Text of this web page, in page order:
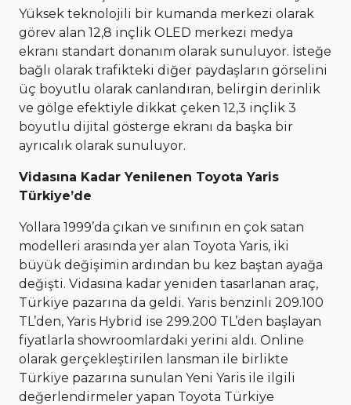
Yüksek teknolojili bir kumanda merkezi olarak
görev alan 12,8 inçlik OLED merkezi medya
ekranı standart donanım olarak sunuluyor. İsteğe
bağlı olarak trafikteki diğer paydaşların görselini
üç boyutlu olarak canlandıran, belirgin derinlik
ve gölge efektiyle dikkat çeken 12,3 inçlik 3
boyutlu dijital gösterge ekranı da başka bir
ayrıcalık olarak sunuluyor.
Vidasına Kadar Yenilenen Toyota Yaris
Türkiye’de
Yollara 1999’da çıkan ve sınıfının en çok satan
modelleri arasında yer alan Toyota Yaris, iki
büyük değişimin ardından bu kez baştan ayağa
değişti. Vidasına kadar yeniden tasarlanan araç,
Türkiye pazarına da geldi. Yaris benzinli 209.100
TL’den, Yaris Hybrid ise 299.200 TL’den başlayan
fiyatlarla showroomlardaki yerini aldı. Online
olarak gerçekleştirilen lansman ile birlikte
Türkiye pazarına sunulan Yeni Yaris ile ilgili
değerlendirmeler yapan Toyota Türkiye